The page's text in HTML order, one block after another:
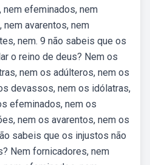
nem efeminados, nem
avarentos, nem
nem. 9 não sabeis que os
o reino de deus? Nem os
nem os adúlteros, nem os
devassos, nem os idólatras,
efeminados, nem os
nem os avarentos, nem os
sabeis que os injustos não
Nem fornicadores, nem